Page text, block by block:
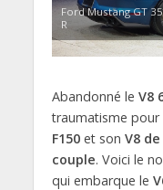
Ford Mustang GT
R
Abandonné le V8
traumatisme pour
F150et son V8
couple. Voici le
qui embarque le